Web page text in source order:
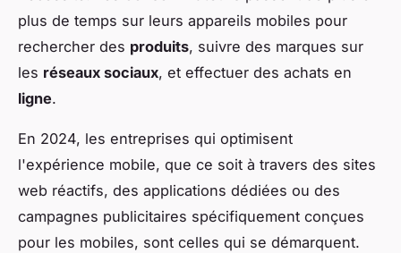
plus de temps sur leurs appareils mobiles pour
rechercher des produits, suivre des marques sur
les réseaux sociaux, et effectuer des achats en
ligne.
En 2024, les entreprises qui optimisent
l'expérience mobile, que ce soit à travers des sites
web réactifs, des applications dédiées ou des
campagnes publicitaires spécifiquement conçues
pour les mobiles, sont celles qui se démarquent.